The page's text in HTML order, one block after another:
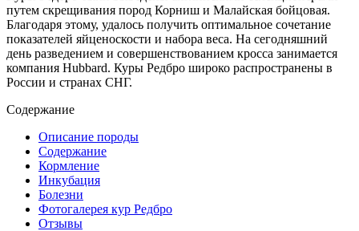
путем скрещивания пород Корниш и Малайская бойцовая.
Благодаря этому, удалось получить оптимальное сочетание
показателей яйценоскости и набора веса. На сегодняшний
день разведением и совершенствованием кросса занимается
компания Hubbard. Куры Редбро широко распространены в
России и странах СНГ.
Содержание
Описание породы
Содержание
Кормление
Инкубация
Болезни
Фотогалерея кур Редбро
Отзывы